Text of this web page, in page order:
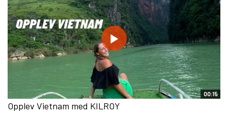
00:15
Opplev Vietnam med KILROY